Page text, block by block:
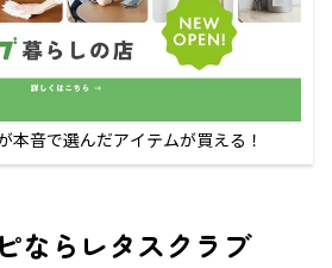
本音で選んだアイテムが買える！
ならレタスクラブ